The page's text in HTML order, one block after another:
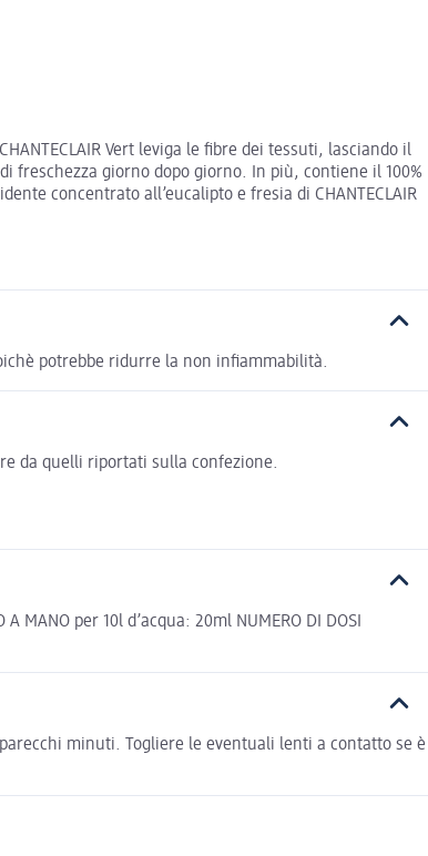
Vert leviga le fibre dei tessuti, lasciando il
freschezza giorno dopo giorno. In più, contiene il 100%
concentrato all’eucalipto e fresia di CHANTECLAIR
potrebbe ridurre la non infiammabilità.
da quelli riportati sulla confezione.
per 10l d’acqua: 20ml NUMERO DI DOSI
parecchi minuti. Togliere le eventuali lenti a contatto se è